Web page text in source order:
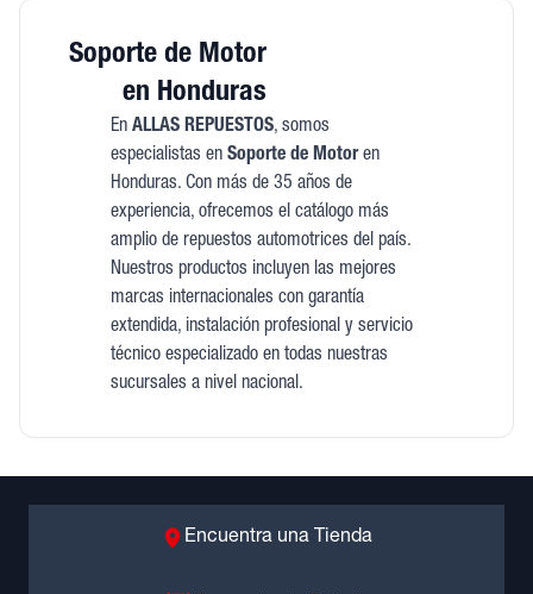
Soporte de Motor
en Honduras
En ALLAS REPUESTOS, somos
especialistas en Soporte de Motoren
Honduras. Con más de 35 años de
experiencia, ofrecemos el catálogo más
amplio de repuestos automotrices del país.
Nuestros productos incluyen las mejores
marcas internacionales con garantía
extendida, instalación profesional y servicio
técnico especializado en todas nuestras
sucursales a nivel nacional.
Encuentra una Tienda